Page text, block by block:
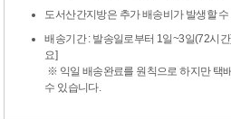
도서산간지방은 추가 배송비가 발생할 수
배송기간 : 발송일로부터 1일~3일(72시
요]
※ 익일 배송완료를 원칙으로 하지만 택
수 있습니다.